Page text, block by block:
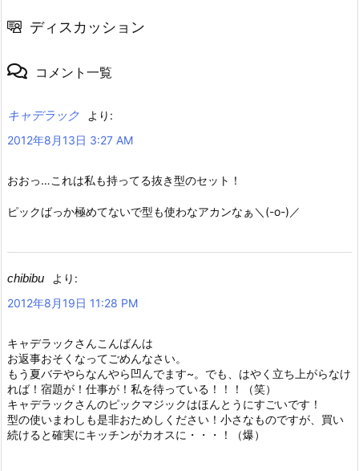
ディスカッション
コメント一覧
キャデラック
より:
2012年8月13日 3:27 AM
おおっ…これは私も持ってる抜き型のセット！
ピックばっか極めてないで型も使わなアカンなぁ＼(-o-)／
chibibu
より:
2012年8月19日 11:28 PM
キャデラックさんこんばんは
お返事おそくなってごめんなさい。
もう夏バテやらなんやら凹んでます~。でも、はやく立ち上がらなけ
れば！宿題が！仕事が！私を待っている！！！（笑）
キャデラックさんのピックマジックはほんとうにすごいです！
型の使いまわしも是非おためしください！小さなものですが、買い
続けると確実にキッチンがカオスに・・・！（爆）